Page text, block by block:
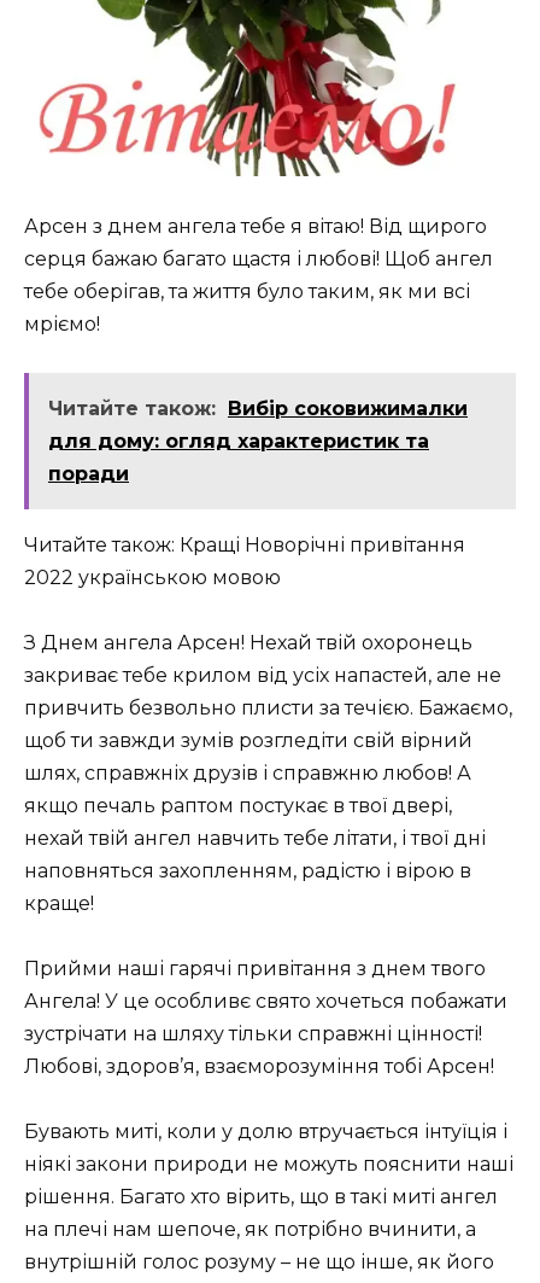
Арсен з днем ангела тебе я вітаю! Від щирого
серця бажаю багато щастя і любові! Щоб ангел
тебе оберігав, та життя було таким, як ми всі
мріємо!
Читайте також: Вибір соковижималки
для дому: огляд характеристик та
поради
Читайте також: Кращі Новорічні привітання
2022 українською мовою
З Днем ангела Арсен! Нехай твій охоронець
закриває тебе крилом від усіх напастей, але не
привчить безвольно плисти за течією. Бажаємо,
щоб ти завжди зумів розгледіти свій вірний
шлях, справжніх друзів і справжню любов! А
якщо печаль раптом постукає в твої двері,
нехай твій ангел навчить тебе літати, і твої дні
наповняться захопленням, радістю і вірою в
краще!
Прийми наші гарячі привітання з днем ​​твого
Ангела! У це особливє свято хочеться побажати
зустрічати на шляху тільки справжні цінності!
Любові, здоров’я, взаєморозуміння тобі Арсен!
Бувають миті, коли у долю втручається інтуїція і
ніякі закони природи не можуть пояснити наші
рішення. Багато хто вірить, що в такі миті ангел
на плечі нам шепоче, як потрібно вчинити, а
внутрішній голос розуму – не що інше, як його